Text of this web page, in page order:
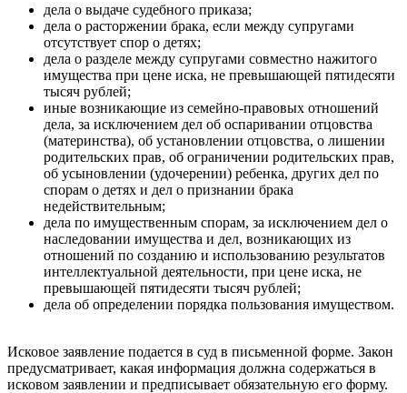
дела о выдаче судебного приказа;
дела о расторжении брака, если между супругами
отсутствует спор о детях;
дела о разделе между супругами совместно нажитого
имущества при цене иска, не превышающей пятидесяти
тысяч рублей;
иные возникающие из семейно-правовых отношений
дела, за исключением дел об оспаривании отцовства
(материнства), об установлении отцовства, о лишении
родительских прав, об ограничении родительских прав,
об усыновлении (удочерении) ребенка, других дел по
спорам о детях и дел о признании брака
недействительным;
дела по имущественным спорам, за исключением дел о
наследовании имущества и дел, возникающих из
отношений по созданию и использованию результатов
интеллектуальной деятельности, при цене иска, не
превышающей пятидесяти тысяч рублей;
дела об определении порядка пользования имуществом.
Исковое заявление подается в суд в письменной форме. Закон
предусматривает, какая информация должна содержаться в
исковом заявлении и предписывает обязательную его форму.